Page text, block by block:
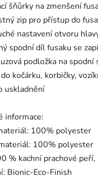
šňůrky na zmenšení
zip pro přístup do
nastavení otvoru
spodní díl fusaku se
podložka na
kočárku, korbičky,
uskladnění
informace:
100% polyester
100% polyester
% kachní prachové
Bionic-Eco-Finish